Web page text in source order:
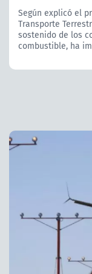
Según explicó el
Transporte
sostenido de los
combustible, ha